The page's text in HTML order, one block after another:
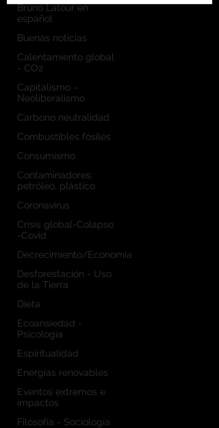
Bruno Latour en
español
Buenas noticias
Calentamiento global
- CO2
Capitalismo -
Neoliberalismo
Carbono neutralidad
Combustibles fósiles
Consumismo
Contaminadores:
petróleo, plástico
Coronavirus
Crisis global-Colapso
-Covid
Decrecimiento/Economía
Desforestación - Uso
de la Tierra
Dieta
Ecoansiedad -
Psicología
Espiritualidad
Energías renovables
Eventos extremos e
impactos
Filosofía - Sociología